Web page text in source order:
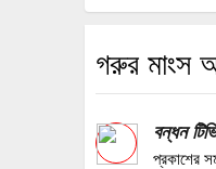
গরুর মাংস
বন্ধন
প্রকাশের